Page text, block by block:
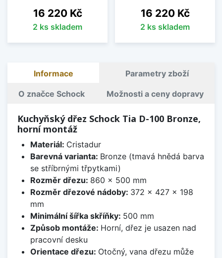
Cena
16 220 Kč
2 ks skladem
Cena
16 220 Kč
2 ks skladem
Informace Parametry zboží
O značce Schock Možnosti a ceny dopravy
Kuchyňský dřez Schock Tia D-100 Bronze,
horní montáž
Materiál: Cristadur
Barevná varianta: Bronze (tmavá hnědá barva
se stříbrnými třpytkami)
Rozměr dřezu: 860 x 500 mm
Rozměr dřezové nádoby: 372 x 427 x 198
mm
Minimální šířka skříňky: 500 mm
Způsob montáže: Horní, dřez je usazen nad
pracovní desku
Orientace dřezu: Otočný, vana dřezu může